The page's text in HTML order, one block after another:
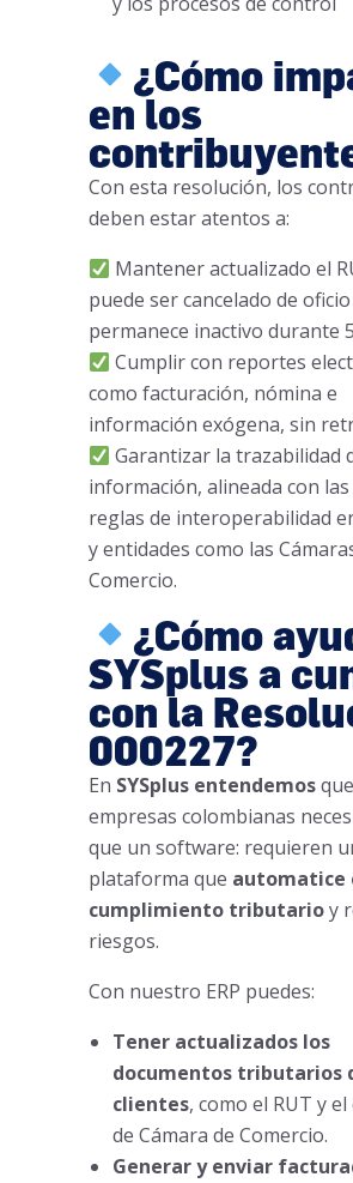
¿Cómo
en los
Con esta resolución, los
deben estar atentos a:
Mantener actualizado el
puede ser cancelado de
permanece inactivo durante
Cumplir con reportes
como facturación, nómina e
información exógena, sin
Garantizar la trazabilidad
información, alineada con
reglas de interoperabilidad
y entidades como las
Comercio.
¿Cómo
SYSplus a
con la
000227?
En SYSplus entendemos
empresas colombianas
que un software: requieren
plataforma que automatice
cumplimiento tributarioy
riesgos.
Con nuestro ERP puedes:
Tener actualizados los
documentos tributarios
clientes, como el RUT y
de Cámara de Comercio.
Generar y enviar